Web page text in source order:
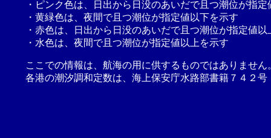
・ピンク色は、日出から日没のあいだで且つ潮位が指
・黄緑色は、夜間で且つ潮位が指定値以下を示す
・赤色は、日出から日没のあいだで且つ潮位が指定値以
・水色は、夜間で且つ潮位が指定値以上を示す
ここでの情報は、航海の用に供するものではありませ
各港の潮汐調和定数は、海上保安庁水路部書籍７４２